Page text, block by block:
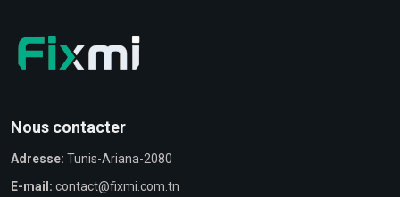
Nous contacter
Adresse: Tunis-Ariana-2080
E-mail: contact@fixmi.com.tn